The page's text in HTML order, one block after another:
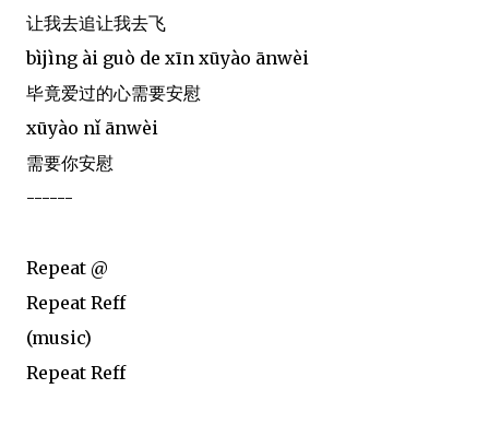
让我去追让我去飞
bìjìng ài guò de xīn xūyào ānwèi
毕竟爱过的心需要安慰
xūyào nǐ ānwèi
需要你安慰
------
Repeat @
Repeat Reff
(music)
Repeat Reff